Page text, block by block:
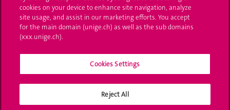
Médias
Offres d'emploi
Calendrier académique
Médias sociaux UNIGE
cookies on your device to enhance site navigation, analyze
site usage, and assist in our marketing efforts. You accept
for the main domain (unige.ch) as well as the sub domains
(xxx.unige.ch).
Cookies Settings
Reject All